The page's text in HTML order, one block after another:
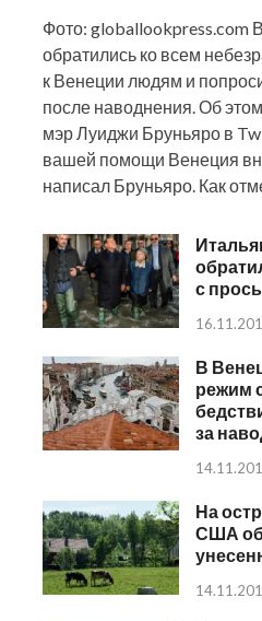
Фото: globallookpress.com
обратились ко всем
к Венеции людям и
после наводнения. Об
мэр Луиджи Бруньяро в
вашей помощи Венеция
написал Бруньяро. Как
с
В
режим
за
На
США